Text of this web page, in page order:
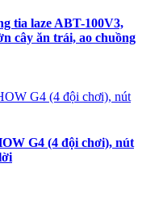
tia laze ABT-100V3,
cây ăn trái, ao chuồng
G4 (4 đội chơi), nút